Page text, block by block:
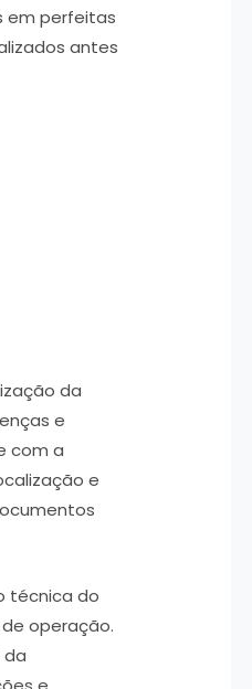
em perfeitas
antes
da
e
com a
e
técnica do
operação.
da